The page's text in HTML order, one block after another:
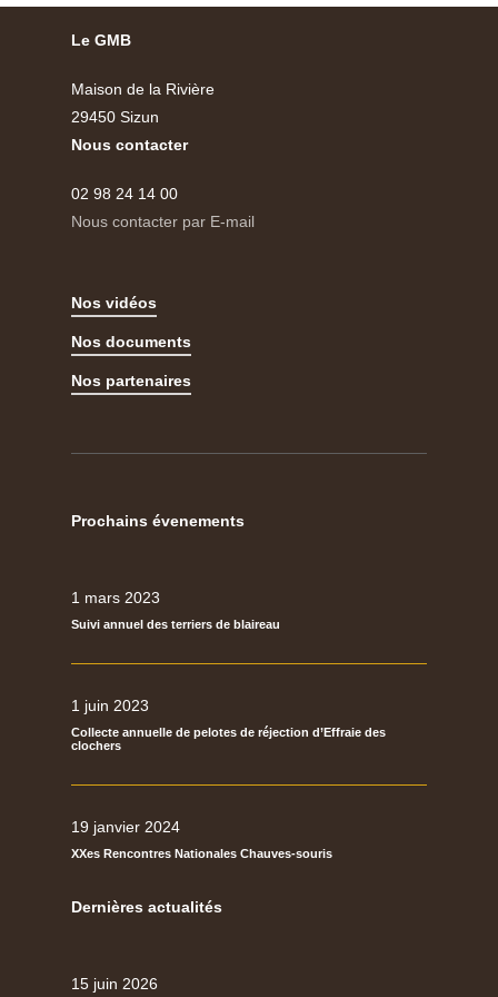
Le GMB
Maison de la Rivière
29450 Sizun
Nous contacter
02 98 24 14 00
Nous contacter par E-mail
Nos vidéos
Nos documents
Nos partenaires
Prochains évenements
1 mars 2023
Suivi annuel des terriers de blaireau
1 juin 2023
Collecte annuelle de pelotes de réjection d’Effraie des
clochers
19 janvier 2024
XXes Rencontres Nationales Chauves-souris
Dernières actualités
15 juin 2026